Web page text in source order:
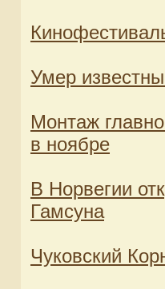
Умер
Монтаж
в ноябре
В Норвегии
Гамсуна
Чуковский